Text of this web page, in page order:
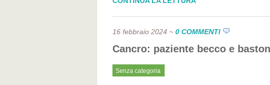
16 febbraio 2024 ~ 0 COMMENTI
Cancro: paziente becco e
Senza categoria